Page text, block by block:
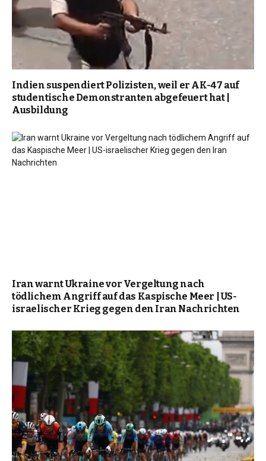
Indien suspendiert Polizisten, weil er AK-47 auf
studentische Demonstranten abgefeuert hat |
Ausbildung
Iran warnt Ukraine vor Vergeltung nach
tödlichem Angriff auf das Kaspische Meer | US-
israelischer Krieg gegen den Iran Nachrichten